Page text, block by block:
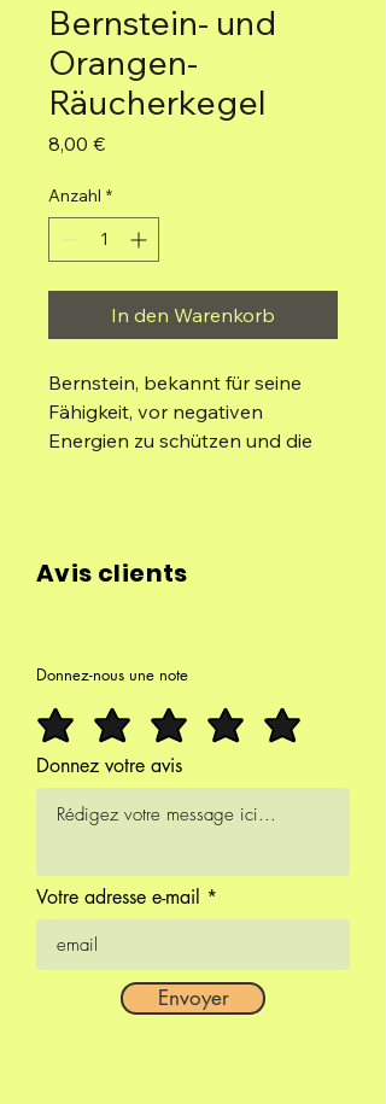
Bernstein- und
Orangen-
Räucherkegel
8,00 €Preis
Anzahl *
In den Warenkorb
Bernstein, bekannt für seine
Fähigkeit, vor negativen
Energien zu schützen und die
hilft, Stress zu bekämpfen, den
bringen.
Schachtel mit 8 Kegeln.
Avis clients
Donnez-nous une note
Donnez votre avis
Votre adresse e-mail
Envoyer